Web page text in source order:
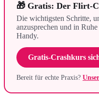
🎁 Gratis: Der Flirt-
Die wichtigsten Schritte,
anzusprechen und in
Handy.
Gratis-Crashkurs
Bereit für echte Praxis?